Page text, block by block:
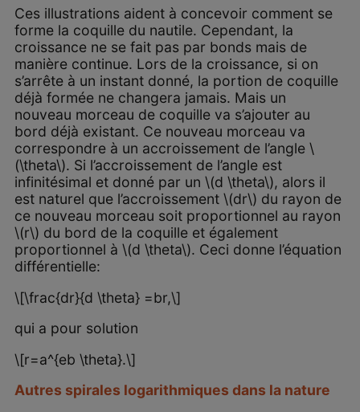
Ces illustrations aident à concevoir comment se
forme la coquille du nautile. Cependant, la
croissance ne se fait pas par bonds mais de
manière continue. Lors de la croissance, si on
s’arrête à un instant donné, la portion de coquille
déjà formée ne changera jamais. Mais un
nouveau morceau de coquille va s’ajouter au
bord déjà existant. Ce nouveau morceau va
correspondre à un accroissement de l’angle \
(\theta\). Si l’accroissement de l’angle est
infinitésimal et donné par un \(d \theta\), alors il
est naturel que l’accroissement \(dr\) du rayon de
ce nouveau morceau soit proportionnel au rayon
\(r\) du bord de la coquille et également
proportionnel à \(d \theta\). Ceci donne l’équation
différentielle:
\[\frac{dr}{d \theta} =br,\]
qui a pour solution
\[r=a^{eb \theta}.\]
Autres spirales logarithmiques dans la nature